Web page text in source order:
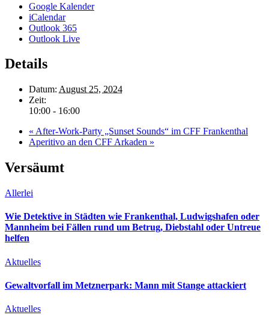
Google Kalender
iCalendar
Outlook 365
Outlook Live
Details
Datum: August 25, 2024
Zeit:
10:00 - 16:00
« After-Work-Party „Sunset Sounds“ im CFF Frankenthal
Aperitivo an den CFF Arkaden »
Versäumt
Allerlei
Wie Detektive in Städten wie Frankenthal, Ludwigshafen oder
Mannheim bei Fällen rund um Betrug, Diebstahl oder Untreue
helfen
Aktuelles
Gewaltvorfall im Metznerpark: Mann mit Stange attackiert
Aktuelles